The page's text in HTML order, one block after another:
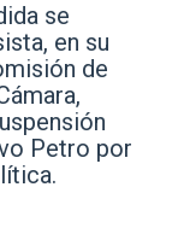
se
en su
de
Petro por